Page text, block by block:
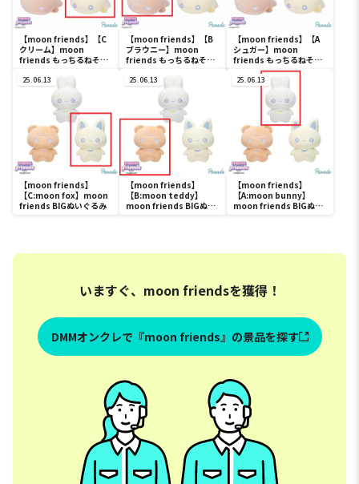
【moon friends】【C
クリーム】moon
friends もっちるねそべ
【moon friends】【B
ブラウニー】moon
friends もっちるねそべ
【moon friends】【A
シュガー】moon
friends もっちるねそべ
りBIGぬいぐるみ
25.06.13
【moon friends】
【C:moon fox】moon
friends BIGぬいぐるみ
25.06.13
【moon friends】
【B:moon teddy】
moon friends BIGぬい
25.06.13
【moon friends】
【A:moon bunny】
moon friends BIGぬい
いますぐ、moon friendsを獲得！
DMMオンクレで『moon friends』の景品を探す